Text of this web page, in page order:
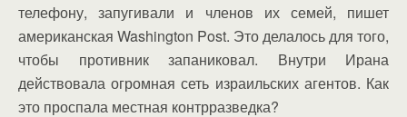
телефону, запугивали и членов их семей, пишет
американская Washington Post. Это делалось для того,
чтобы противник запаниковал. Внутри Ирана
действовала огромная сеть израильских агентов. Как
это проспала местная контрразведка?